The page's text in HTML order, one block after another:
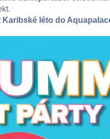
Karibské léto do